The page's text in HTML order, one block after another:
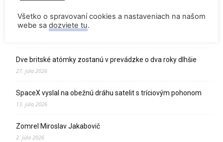
Rekordne nízka hladina Dunaja vynútili odstavenie JE Paks a
JE Cernavoda
Dve britské atómky zostanú v prevádzke o dva roky dlhšie
27. júla 2026
SpaceX vyslal na obežnú dráhu satelit s tríciovým pohonom
13. júla 2026
Zomrel Miroslav Jakabovič
2. júla 2026
Všetko o spravovaní cookies a nastaveniach na našom
webe sa dozviete tu.